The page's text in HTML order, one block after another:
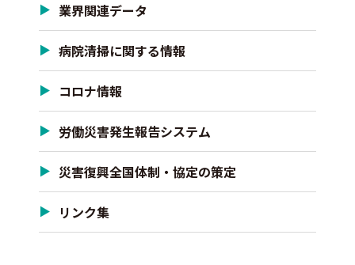
業界関連データ
病院清掃に関する情報
コロナ情報
労働災害発生報告システム
災害復興全国体制・協定の策定
リンク集